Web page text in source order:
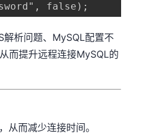
false);
析问题、MySQL配置不
而提升远程连接MySQL的
而减少连接时间。